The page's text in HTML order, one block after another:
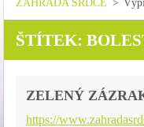
ZAHRADA SRDCE >
ŠTÍTEK:
ZELENÝ
https://